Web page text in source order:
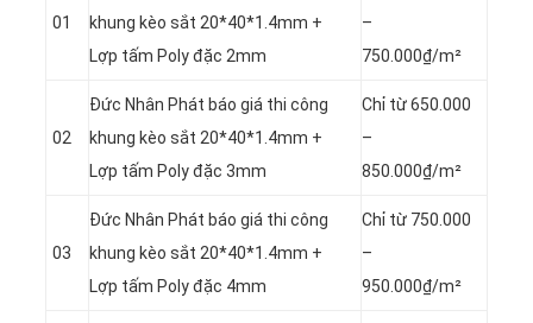
01
khung kèo sắt 20*40*1.4mm +
Lợp tấm Poly đặc 2mm
–
750.000₫/m²
02
Đức Nhân Phát báo giá thi công
khung kèo sắt 20*40*1.4mm +
Lợp tấm Poly đặc 3mm
Chỉ từ 650.000
–
850.000₫/m²
03
Đức Nhân Phát báo giá thi công
khung kèo sắt 20*40*1.4mm +
Lợp tấm Poly đặc 4mm
Chỉ từ 750.000
–
950.000₫/m²